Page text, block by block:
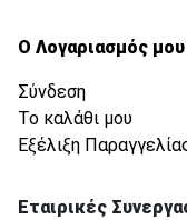
Ο Λογαριασμός μου
Σύνδεση
Το καλάθι μου
Εξέλιξη
Εταιρικές